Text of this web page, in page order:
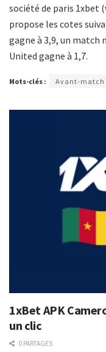
société de paris 1xbet
propose les cotes
gagne à 3,9, un match
United gagne à 1,7.
Mots-clés : Avant-match
1xBet APK
un clic
0 PARTAGES